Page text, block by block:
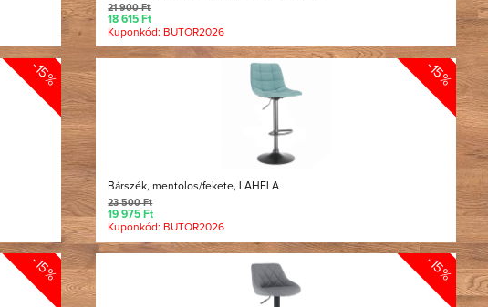
21 900 Ft
18 615 Ft
Kuponkód: BUTOR2026
-15% -15%
Bárszék, mentolos/fekete, LAHELA
23 500 Ft
19 975 Ft
Kuponkód: BUTOR2026
-15% -15%